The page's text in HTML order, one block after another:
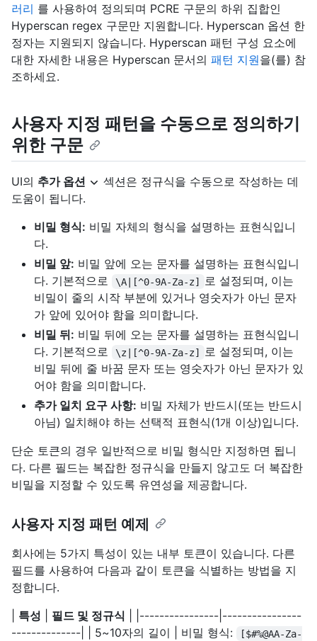
러리 를 사용하여 정의되며 PCRE 구문의 하위 집합인
Hyperscan regex 구문만 지원합니다. Hyperscan 옵션 한
정자는 지원되지 않습니다. Hyperscan 패턴 구성 요소에
대한 자세한 내용은 Hyperscan 문서의 패턴 지원을(를) 참
조하세요.
사용자 지정 패턴을 수동으로 정의하기
위한 구문
UI의 추가 옵션
섹션은 정규식을 수동으로 작성하는 데
도움이 됩니다.
비밀 형식: 비밀 자체의 형식을 설명하는 표현식입니
다.
비밀 앞: 비밀 앞에 오는 문자를 설명하는 표현식입니
다. 기본적으로
\A|[^0-9A-Za-z] 로 설정되며, 이는
비밀이 줄의 시작 부분에 있거나 영숫자가 아닌 문자
가 앞에 있어야 함을 의미합니다.
비밀 뒤: 비밀 뒤에 오는 문자를 설명하는 표현식입니
다. 기본적으로
\z|[^0-9A-Za-z] 로 설정되며, 이는
비밀 뒤에 줄 바꿈 문자 또는 영숫자가 아닌 문자가 있
어야 함을 의미합니다.
추가 일치 요구 사항: 비밀 자체가 반드시(또는 반드시
아님) 일치해야 하는 선택적 표현식(1개 이상)입니다.
단순 토큰의 경우 일반적으로 비밀 형식만 지정하면 됩니
다. 다른 필드는 복잡한 정규식을 만들지 않고도 더 복잡한
비밀을 지정할 수 있도록 유연성을 제공합니다.
사용자 지정 패턴 예제
회사에는 5가지 특성이 있는 내부 토큰이 있습니다. 다른
필드를 사용하여 다음과 같이 토큰을 식별하는 방법을 지
정합니다.
특성 필드 및 정규식 | |----------------|----------------
--------------| | 5~10자의 길이 | 비밀 형식:
[$#%@AA-Za-